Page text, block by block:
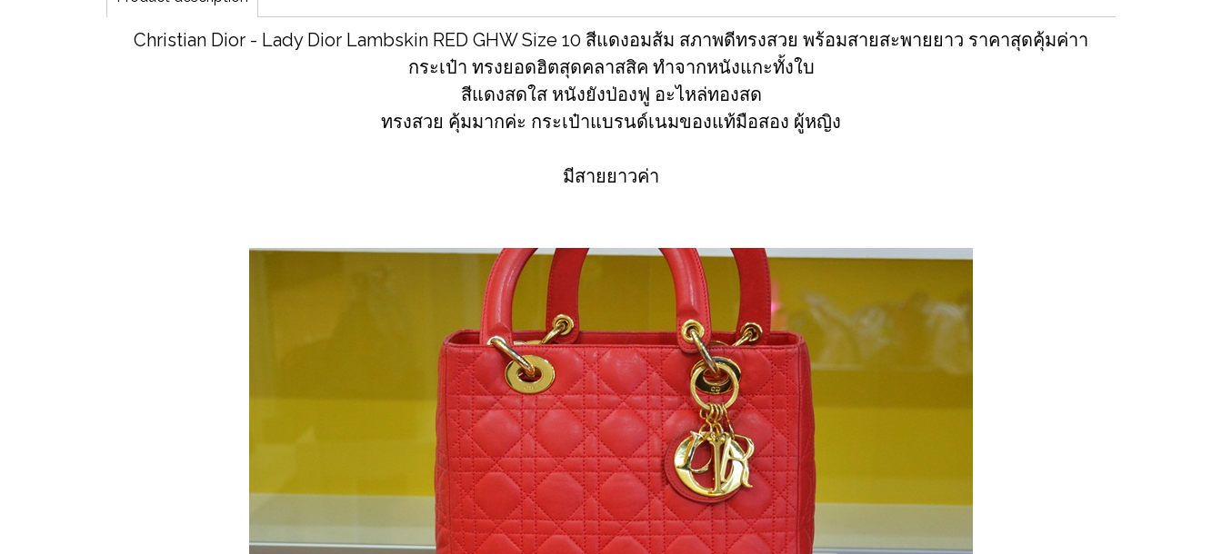
Christian Dior - Lady Dior Lambskin RED GHW Size 10 สีแดงอมส้ม สภาพดีทรงสวย พร้อมสายสะพายยาว ราคาสุดคุ้มค่าา
กระเป๋า ทรงยอดฮิตสุดคลาสสิค ทำจากหนังแกะทั้งใบ
สีแดงสดใส หนังยังป่องฟู อะไหล่ทองสด
ทรงสวย คุ้มมากค่ะ กระเป๋าแบรนด์เนมของแท้มือสอง ผู้หญิง
มีสายยาวค่า